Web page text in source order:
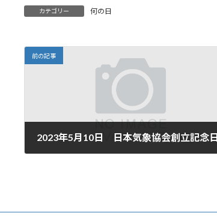
カテゴリー 何の日
前の記事
2023年5月10日 日本気象協会創立記念日